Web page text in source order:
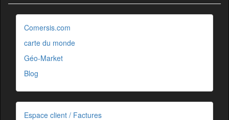
Comersis.com
carte du monde
Géo-Market
Blog
Espace client / Factures